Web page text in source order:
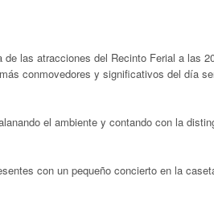
las atracciones del Recinto Ferial a las
conmovedores y significativos del día
el ambiente y contando con la
con un pequeño concierto en la